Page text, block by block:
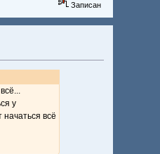
Записан
у
всё